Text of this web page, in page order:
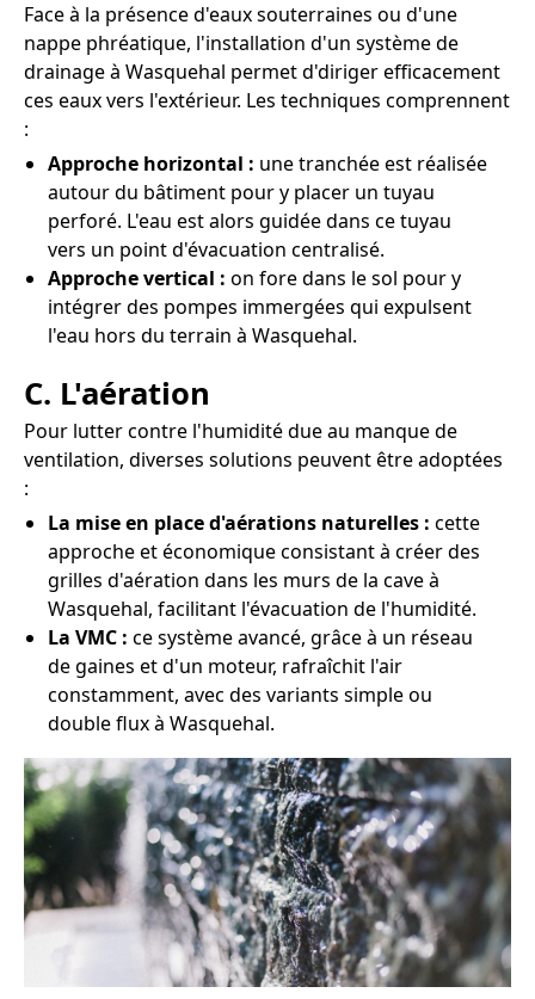
Face à la présence d'eaux souterraines ou d'une
nappe phréatique, l'installation d'un système de
drainage à Wasquehal permet d'diriger efficacement
ces eaux vers l'extérieur. Les techniques comprennent
:
Approche horizontal : une tranchée est réalisée
autour du bâtiment pour y placer un tuyau
perforé. L'eau est alors guidée dans ce tuyau
vers un point d'évacuation centralisé.
Approche vertical : on fore dans le sol pour y
intégrer des pompes immergées qui expulsent
l'eau hors du terrain à Wasquehal.
C. L'aération
Pour lutter contre l'humidité due au manque de
ventilation, diverses solutions peuvent être adoptées
:
La mise en place d'aérations naturelles : cette
approche et économique consistant à créer des
grilles d'aération dans les murs de la cave à
Wasquehal, facilitant l'évacuation de l'humidité.
La VMC : ce système avancé, grâce à un réseau
de gaines et d'un moteur, rafraîchit l'air
constamment, avec des variants simple ou
double flux à Wasquehal.